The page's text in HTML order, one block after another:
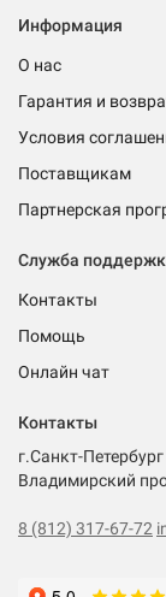
Информация
О нас
Гарантия и
Условия
Поставщикам
Партнерская
Служба
Контакты
Помощь
Онлайн чат
Контакты
г.Санкт-Петербург
Владимирский
8 (812) 317-67-72